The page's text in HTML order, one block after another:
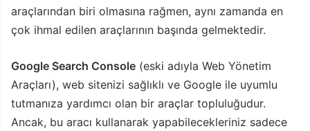
araçlarından biri olmasına rağmen, aynı zamanda en
çok ihmal edilen araçlarının başında gelmektedir.
Google Search Console (eski adıyla Web Yönetim
Araçları), web sitenizi sağlıklı ve Google ile uyumlu
tutmanıza yardımcı olan bir araçlar topluluğudur.
Ancak, bu aracı kullanarak yapabilecekleriniz sadece